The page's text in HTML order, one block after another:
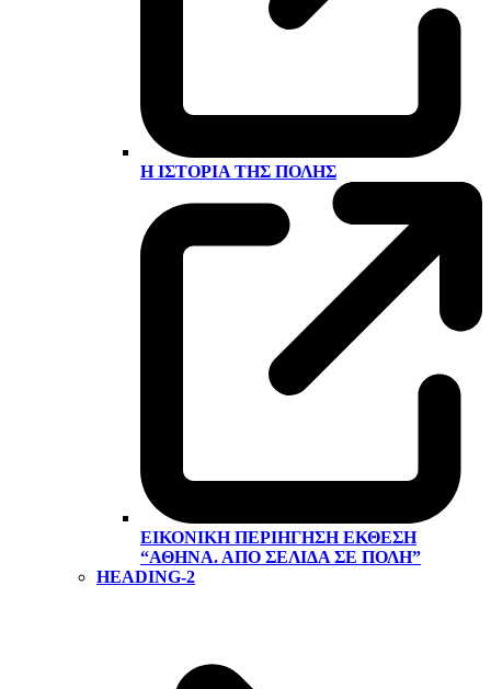
Η ΙΣΤΟΡΊΑ ΤΗΣ ΠΌΛΗΣ
ΕΙΚΟΝΙΚΉ ΠΕΡΙΉΓΗΣΗ ΕΚΘΕΣΗ
“ΑΘΉΝΑ. ΑΠΌ ΣΕΛΊΔΑ ΣΕ ΠΌΛΗ”
HEADING-2